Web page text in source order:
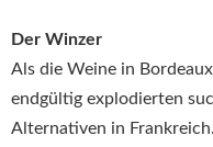
Der Winzer
Als die Weine in
endgültig explodierten
Alternativen in